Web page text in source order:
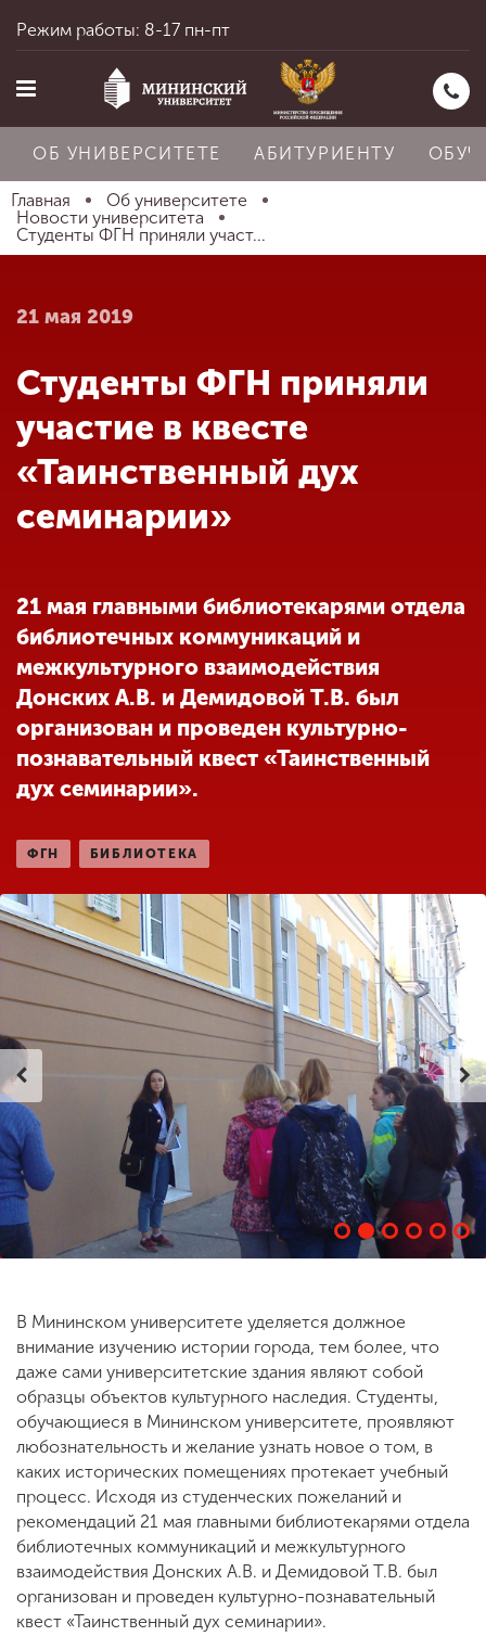
Главная
Абитуриенту
Обучение
Международная
деятельность
Другие виды
деятельности
Студенческая жизнь
Сведения об
образовательной
организации
ENG CHI
Приемная
комиссия
+7 (831) 262-26-20
Режим работы: 8-17 пн-пт
ОБ УНИВЕРСИТЕТЕ АБИТУРИЕНТУ
Главная
Об университете
Новости университета
Студенты ФГН приняли участ...
21 мая 2019
Студенты ФГН приняли
участие в квесте
«Таинственный дух
семинарии»
21 мая главными библиотекарями отдела
библиотечных коммуникаций и
межкультурного взаимодействия
Донских А.В. и Демидовой Т.В. был
организован и проведен культурно-
познавательный квест «Таинственный
дух семинарии».
ФГН БИБЛИОТЕКА
В Мининском университете уделяется должное
внимание изучению истории города, тем более, что
даже сами университетские здания являют собой
образцы объектов культурного наследия. Студенты,
обучающиеся в Мининском университете, проявляют
любознательность и желание узнать новое о том, в
каких исторических помещениях протекает учебный
процесс. Исходя из студенческих пожеланий и
рекомендаций 21 мая главными библиотекарями отдела
библиотечных коммуникаций и межкультурного
взаимодействия Донских А.В. и Демидовой Т.В. был
организован и проведен культурно-познавательный
квест «Таинственный дух семинарии».